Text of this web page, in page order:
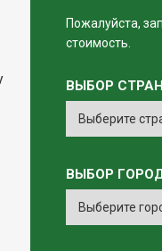
Пожалуйста,
стоимость.
ВЫБОР
ВЫБОР